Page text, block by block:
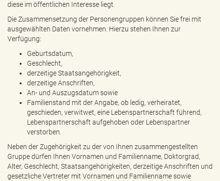
d
diese im öffentlichen Interesse liegt.
Die Zusammensetzung der Personengruppen können Sie frei mit
ausgewählten Daten vornehmen. Hierzu stehen Ihnen zur
Verfügung:
Geburtsdatum,
Geschlecht,
derzeitige Staatsangehörigkeit,
derzeitige Anschriften,
An- und Auszugsdatum sowie
Familienstand mit der Angabe, ob ledig, verheiratet,
geschieden, verwitwet, eine Lebenspartnerschaft führend,
Lebenspartnerschaft aufgehoben oder Lebenspartner
verstorben.
Neben der Zugehörigkeit zu der von Ihnen zusammengestellten
Gruppe dürfen Ihnen Vornamen und Familienname, Doktorgrad,
Alter, Geschlecht, Staatsangehörigkeiten, derzeitige Anschriften und
gesetzliche Vertreter mit Vornamen und Familienname sowie